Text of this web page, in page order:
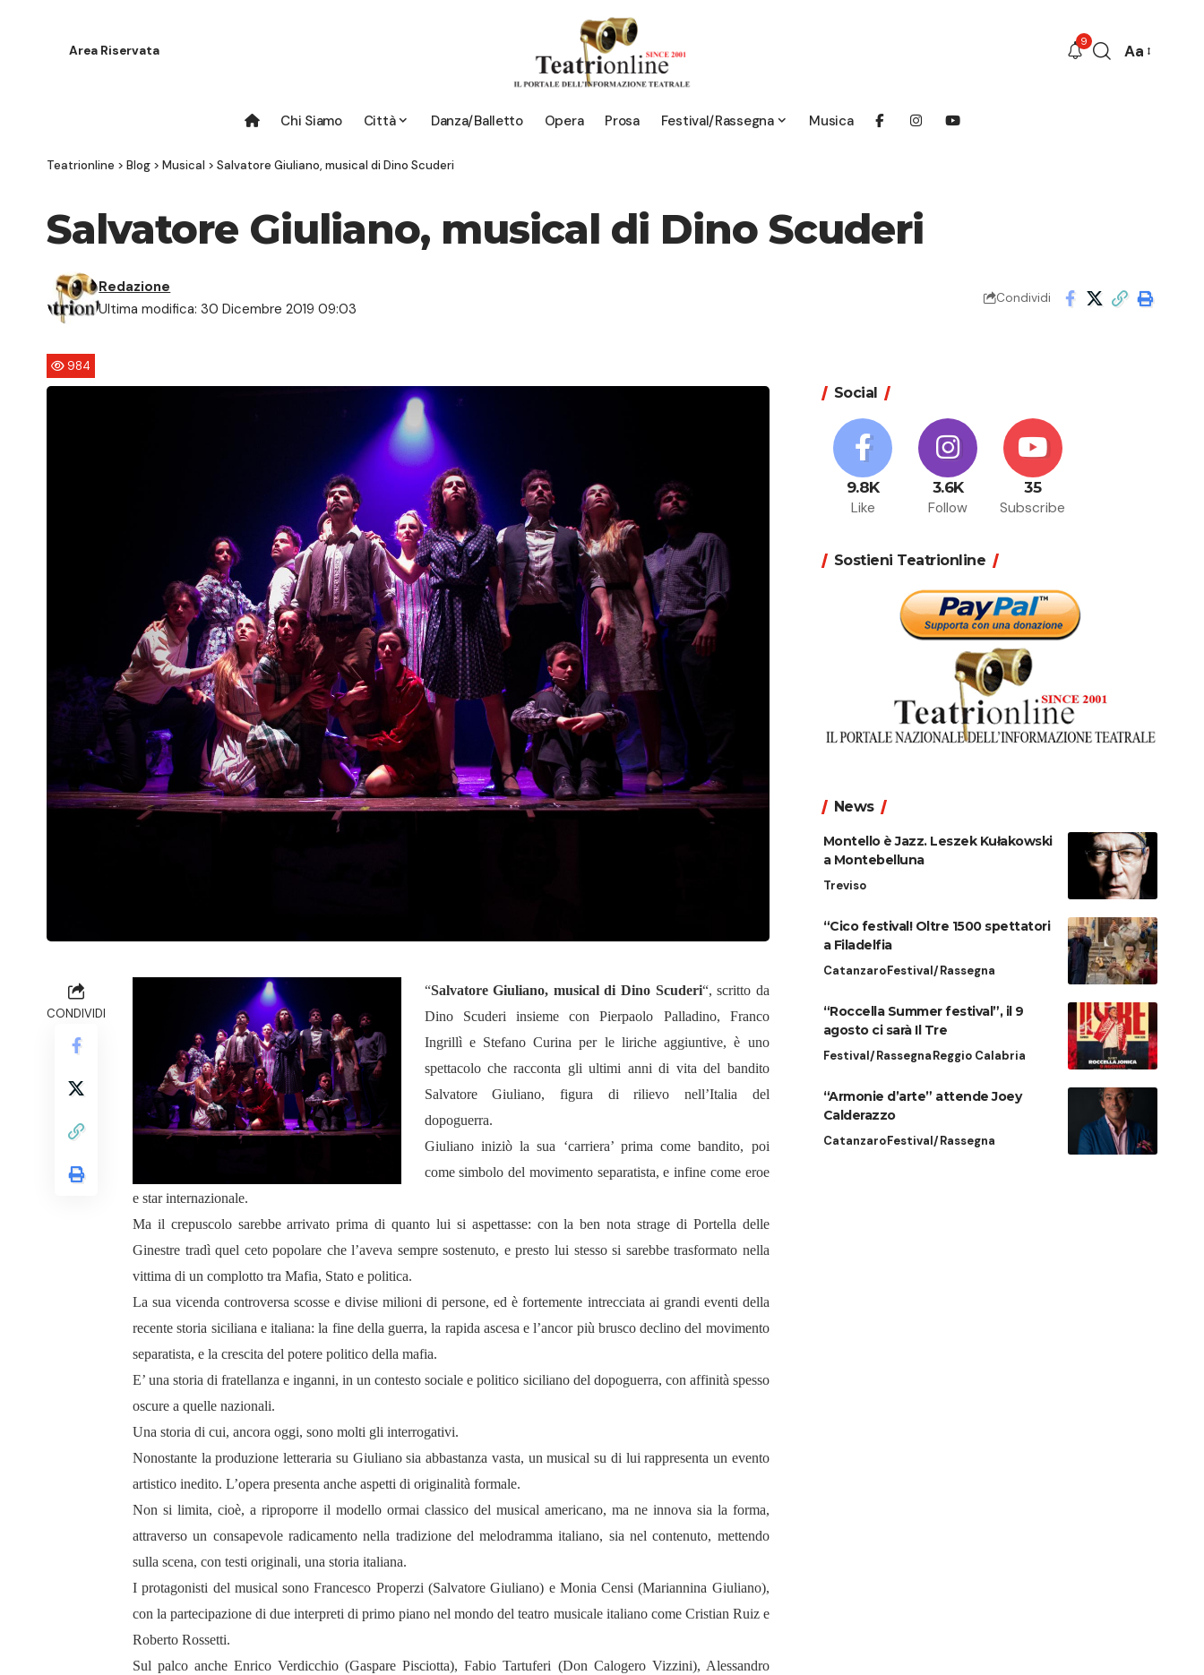
Area Riservata
9
Font
Aa
Chi Siamo Città Danza/Balletto Opera Prosa Festival/Rassegna Musica
Teatrionline > Blog > Musical > Salvatore Giuliano, musical di Dino Scuderi
Salvatore Giuliano, musical di Dino Scuderi
Ultima modifica: 30 Dicembre 2019 09:03
Redazione
Condividi
984
CONDIVIDI
“Salvatore Giuliano, musical di Dino Scuderi“, scritto da
Dino Scuderi insieme con Pierpaolo Palladino, Franco
Ingrillì e Stefano Curina per le liriche aggiuntive, è uno
spettacolo che racconta gli ultimi anni di vita del bandito
Salvatore Giuliano, figura di rilievo nell’Italia del
dopoguerra.
Giuliano iniziò la sua ‘carriera’ prima come bandito, poi
come simbolo del movimento separatista, e infine come eroe
e star internazionale.
Ma il crepuscolo sarebbe arrivato prima di quanto lui si aspettasse: con la ben nota strage di Portella delle
Ginestre tradì quel ceto popolare che l’aveva sempre sostenuto, e presto lui stesso si sarebbe trasformato nella
vittima di un complotto tra Mafia, Stato e politica.
La sua vicenda controversa scosse e divise milioni di persone, ed è fortemente intrecciata ai grandi eventi della
recente storia siciliana e italiana: la fine della guerra, la rapida ascesa e l’ancor più brusco declino del movimento
separatista, e la crescita del potere politico della mafia.
E’ una storia di fratellanza e inganni, in un contesto sociale e politico siciliano del dopoguerra, con affinità spesso
oscure a quelle nazionali.
Una storia di cui, ancora oggi, sono molti gli interrogativi.
Nonostante la produzione letteraria su Giuliano sia abbastanza vasta, un musical su di lui rappresenta un evento
artistico inedito. L’opera presenta anche aspetti di originalità formale.
Non si limita, cioè, a riproporre il modello ormai classico del musical americano, ma ne innova sia la forma,
attraverso un consapevole radicamento nella tradizione del melodramma italiano, sia nel contenuto, mettendo
sulla scena, con testi originali, una storia italiana.
I protagonisti del musical sono Francesco Properzi (Salvatore Giuliano) e Monia Censi (Mariannina Giuliano),
con la partecipazione di due interpreti di primo piano nel mondo del teatro musicale italiano come Cristian Ruiz e
Roberto Rossetti.
Sul palco anche Enrico Verdicchio (Gaspare Pisciotta), Fabio Tartuferi (Don Calogero Vizzini), Alessandro
Social
9.8K
Like
3.6K
Follow
35
Subscribe
Sostieni Teatrionline
News
Montello è Jazz. Leszek Kułakowski
a Montebelluna
Treviso
“Cico festival! Oltre 1500 spettatori
a Filadelfia
CatanzaroFestival/Rassegna
“Roccella Summer festival”, il 9
agosto ci sarà Il Tre
Festival/RassegnaReggio Calabria
“Armonie d’arte” attende Joey
Calderazzo
CatanzaroFestival/Rassegna